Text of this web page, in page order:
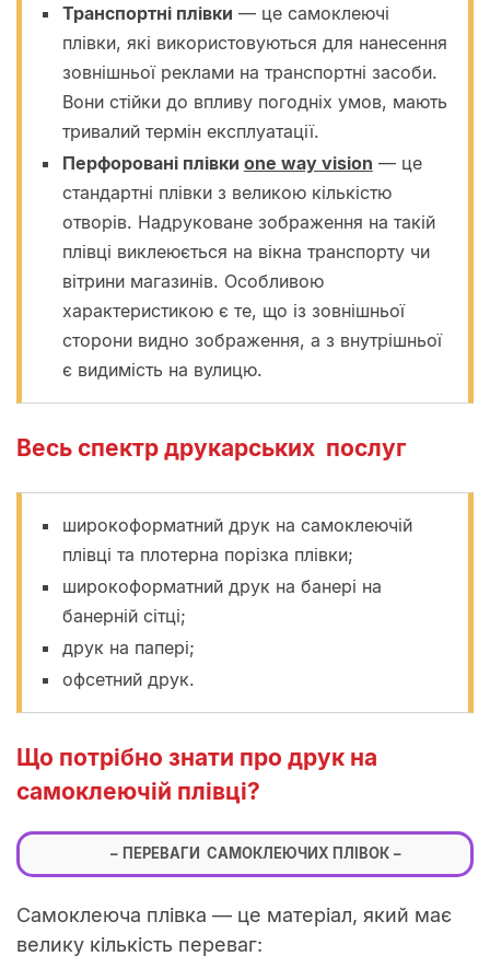
Транспортні плівки — це самоклеючі
плівки, які використовуються для нанесення
зовнішньої реклами на транспортні засоби.
Вони стійки до впливу погодніх умов, мають
тривалий термін експлуатації.
Перфоровані плівки one way vision — це
стандартні плівки з великою кількістю
отворів. Надруковане зображення на такій
плівці виклеюється на вікна транспорту чи
вітрини магазинів. Особливою
характеристикою є те, що із зовнішньої
сторони видно зображення, а з внутрішньої
є видимість на вулицю.
Весь спектр друкарських послуг
широкоформатний друк на самоклеючій
плівці та плотерна порізка плівки;
широкоформатний друк на банері на
банерній сітці;
друк на папері;
офсетний друк.
Що потрібно знати про друк на
самоклеючій плівці?
ПЕРЕВАГИ САМОКЛЕЮЧИХ ПЛІВОК
Самоклеюча плівка — це матеріал, який має
велику кількість переваг: